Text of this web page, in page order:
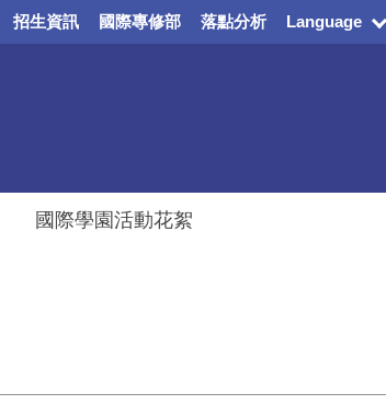
招生資訊 國際專修部 落點分析 Language
國際學園活動花絮